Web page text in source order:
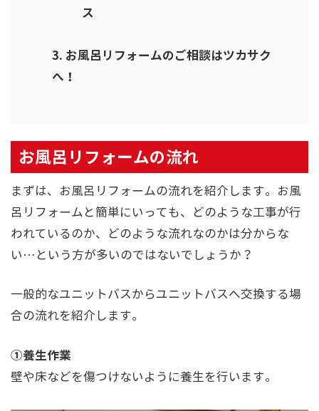
ス
お風呂リフォームのご相談はツカサク
へ！
お風呂リフォームの流れ
まずは、お風呂リフォームの流れを紹介します。お風
呂リフォームと簡単にいっても、どのような工事が行
われているのか、どのような流れなのかは分からな
い…という方が多いのではないでしょうか？
一般的なユニットバスからユニットバスへ交換する場
合の流れを紹介します。
①養生作業
壁や床などを傷つけないように養生を行います。